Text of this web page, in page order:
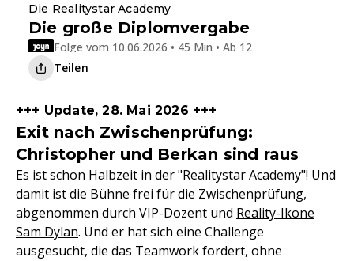
Die Realitystar Academy
Die große Diplomvergabe
Folge vom 10.06.2026 • 45 Min • Ab 12
Teilen
+++ Update, 28. Mai 2026 +++
Exit nach Zwischenprüfung:
Christopher und Berkan sind raus
Es ist schon Halbzeit in der "Realitystar Academy"! Und
damit ist die Bühne frei für die Zwischenprüfung,
abgenommen durch VIP-Dozent und Reality-Ikone
Sam Dylan. Und er hat sich eine Challenge
ausgesucht, die das Teamwork fordert, ohne